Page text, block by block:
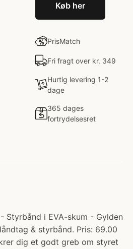
Køb her
PrisMatch
Fri fragt over kr. 349
Hurtig levering 1-2
dage
365 dages
fortrydelsesret
- Styrbånd i EVA-skum - Gylden
& styrbånd. Pris: 69.00
dig et godt greb om styret